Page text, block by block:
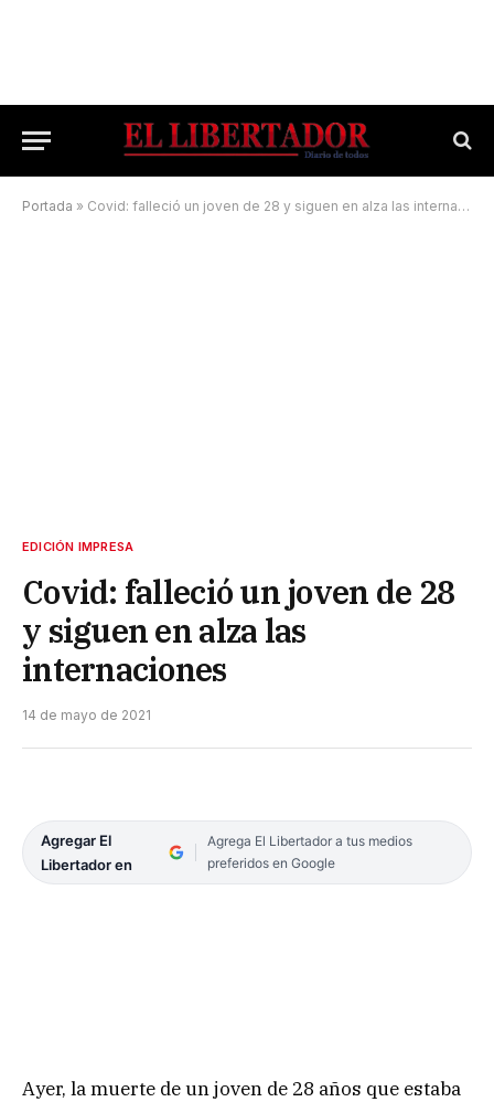
Portada » Covid: falleció un joven de 28 y siguen en alza las internaciones
EDICIÓN IMPRESA
Covid: falleció un joven de 28
y siguen en alza las
internaciones
14 de mayo de 2021
Agregar El
Libertador en
Agrega El Libertador a tus medios
preferidos en Google
Ayer, la muerte de un joven de 28 años que estaba